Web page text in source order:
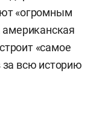
«огромным
американская
«самое
за всю историю